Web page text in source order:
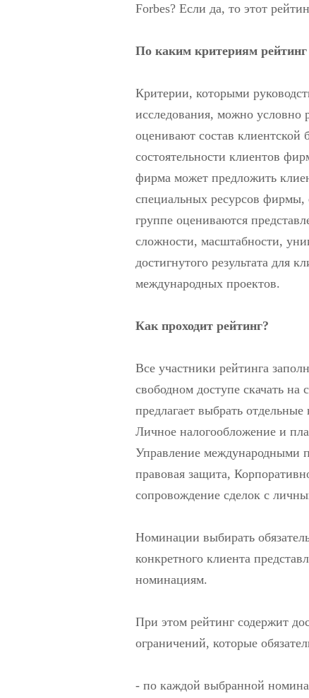
Forbes? Если да, то этот
По каким критериям
Критерии, которыми
исследования, можно условно
оценивают состав
состоятельности клиентов
фирма может предложить
специальных ресурсов фирмы,
группе оцениваются
сложности, масштабности,
достигнутого результата для
международных проектов.
Как проходит рейтинг?
Все участники рейтинга
свободном доступе скачать
предлагает выбрать
Личное налогообложение и
Управление международными
правовая защита,
сопровождение сделок с
Номинации выбирать
конкретного клиента
номинациям.
При этом рейтинг содержит
ограничений, которые
- по каждой выбранной